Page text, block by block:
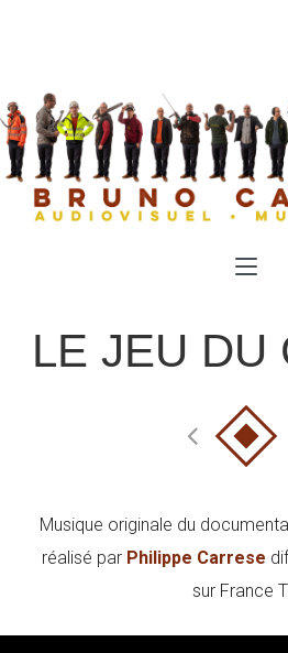
LE JEU DU
Musique originale du
réalisé par Philippe Carrese
sur France